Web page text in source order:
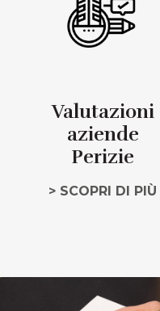
Valutazioni
aziende
Perizie
> SCOPRI DI PIÙ